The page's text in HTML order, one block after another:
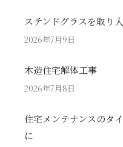
ステンドグラスを取り
2026年7月9日
木造住宅解体工事
2026年7月8日
住宅メンテナンスのタ
に